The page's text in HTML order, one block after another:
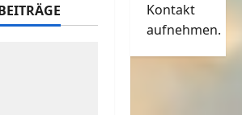
Kontakt
aufnehmen.